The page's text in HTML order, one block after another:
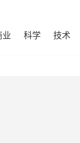
业 科学 技术